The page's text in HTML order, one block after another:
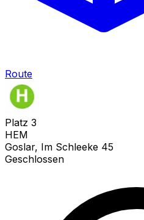
Route
Platz 3
HEM
Goslar, Im Schleeke 45
Geschlossen